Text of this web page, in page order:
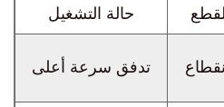
حالة التشغيل
تدفق سرعة أعلى